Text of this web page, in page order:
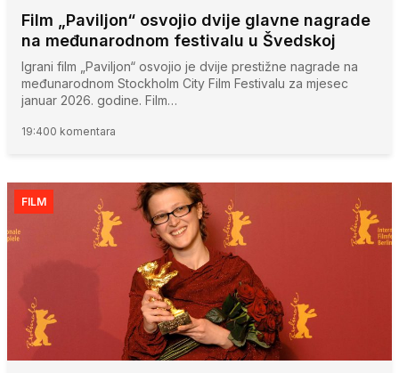
Film „Paviljon“ osvojio dvije glavne nagrade
na međunarodnom festivalu u Švedskoj
Igrani film „Paviljon“ osvojio je dvije prestižne nagrade na
međunarodnom Stockholm City Film Festivalu za mjesec
januar 2026. godine. Film…
19:400 komentara
FILM